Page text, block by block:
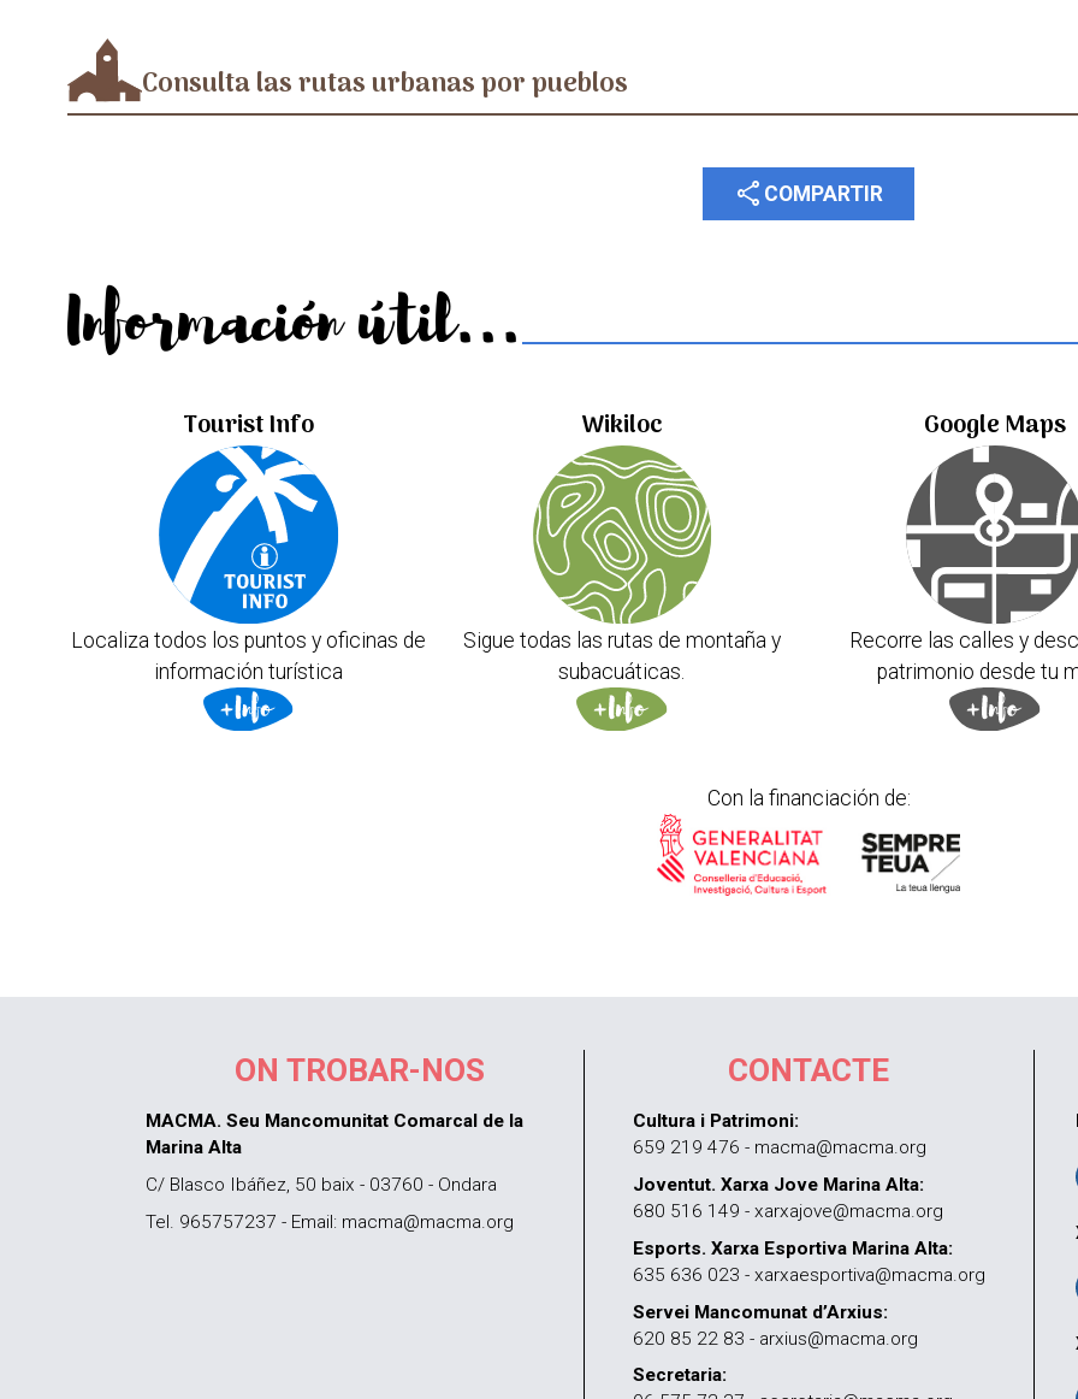
Consulta las rutas urbanas por pueblos
share COMPARTIR
Información útil...
Tourist Info
Localiza todos los puntos y oficinas de
información turística
Wikiloc
Sigue todas las rutas de montaña y
subacuáticas.
Google Maps
Recorre las calles y
patrimonio desde tu
Con la financiación de:
ON TROBAR-NOS
MACMA. Seu Mancomunitat Comarcal de la
Marina Alta
C/ Blasco Ibáñez, 50 baix - 03760 - Ondara
Tel. 965757237 - Email: macma@macma.org
CONTACTE
Cultura i Patrimoni:
659 219 476 - macma@macma.org
Joventut. Xarxa Jove Marina Alta:
680 516 149 - xarxajove@macma.org
Esports. Xarxa Esportiva Marina Alta:
635 636 023 - xarxaesportiva@macma.org
Servei Mancomunat d’Arxius:
620 85 22 83 - arxius@macma.org
Secretaria: